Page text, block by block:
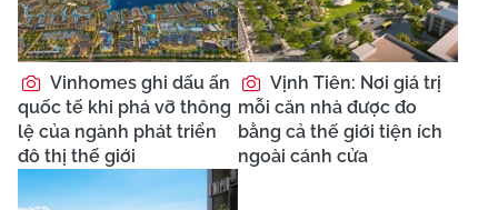
Vinhomes ghi dấu ấn
quốc tế khi phá vỡ thông
lệ của ngành phát triển
đô thị thế giới
Vịnh Tiên: Nơi giá trị
mỗi căn nhà được đo
bằng cả thế giới tiện ích
ngoài cánh cửa